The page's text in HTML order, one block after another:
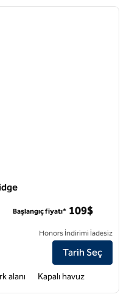
otel bilgilerini görüntüleyin
Başlangıç fiyatı* 109$
Honors İndirimi İadesiz
Tarih Seç
alanı Kapalı havuz